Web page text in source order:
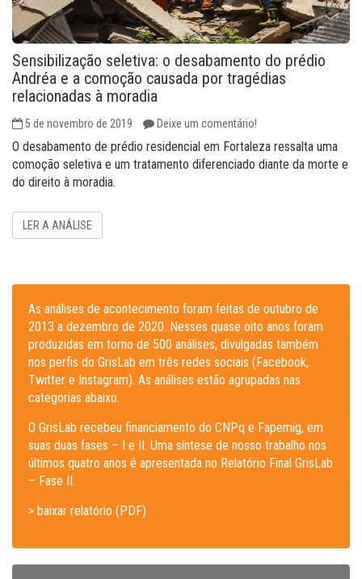
Sensibilização seletiva: o desabamento do prédio
Andréa e a comoção causada por tragédias
relacionadas à moradia
5 de novembro de 2019 Deixe um comentário!
O desabamento de prédio residencial em Fortaleza ressalta uma
comoção seletiva e um tratamento diferenciado diante da morte e
do direito à moradia.
LER A ANÁLISE
As análises de acontecimento foram feitas de outubro de
2013 a dezembro de 2020. Nesses quase oito anos foram
produzidas em torno de 500 análises, divulgadas também
nos perfis do GrisLab em três redes sociais (Facebook,
Twitter e Instagram). As análises estão agrupadas nas
categorias abaixo.
O GrisLab recebeu financiamento do CNPq e Fapemig, em
suas duas fases – I e II. Uma síntese de nosso trabalho nos
últimos quatro anos é apresentada no Relatório Final GrisLab
– Fase II.
> baixar relatório (PDF)